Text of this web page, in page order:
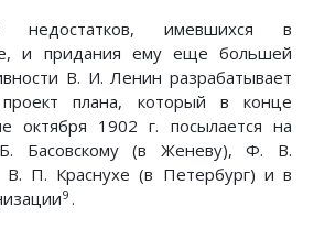
недостатков, имевшихся в
и придания ему еще большей
В. И. Ленин разрабатывает
проект плана, который в конце
октября 1902 г. посылается на
Басовскому (в Женеву), Ф. В.
В. П. Краснухе (в Петербург) и в
9 .